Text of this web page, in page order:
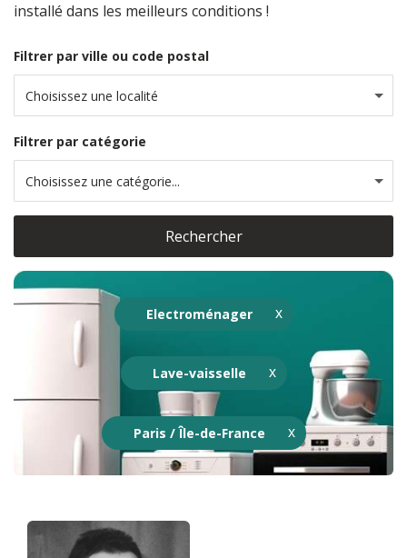
Electroménager
Lave-vaisselle
Paris / Île-de-France
installé dans les meilleurs conditions !
Filtrer par ville ou code postal
Choisissez une localité
Filtrer par catégorie
Choisissez une catégorie...
Rechercher